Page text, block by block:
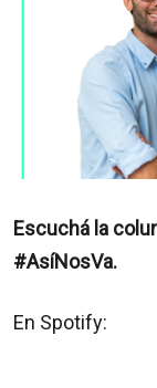
Escuchá la
#AsíNosVa.
En Spotify: